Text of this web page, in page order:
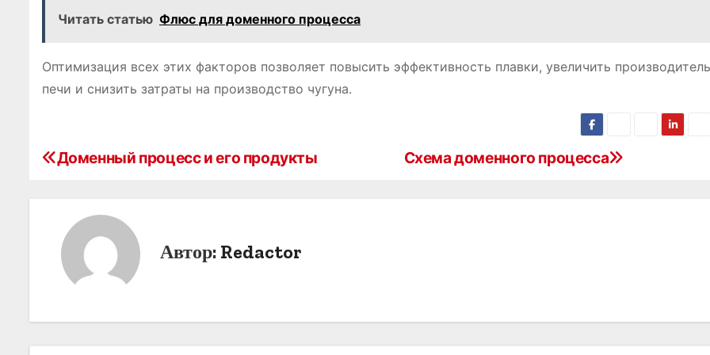
Читать статью Флюс для доменного процесса
Оптимизация всех этих факторов позволяет повысить эффективность плавки, увеличить
печи и снизить затраты на производство чугуна․
Н
а
Схема доменного процесса
Доменный процесс и его продукты
Автор: Redactor